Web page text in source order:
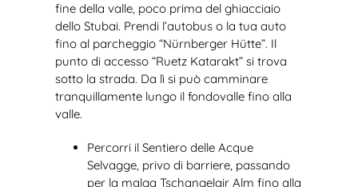
fine della valle, poco prima del ghiacciaio
dello Stubai. Prendi l’autobus o la tua auto
fino al parcheggio “Nürnberger Hütte”. Il
punto di accesso “Ruetz Katarakt” si trova
sotto la strada. Da lì si può camminare
tranquillamente lungo il fondovalle fino alla
valle.
Percorri il Sentiero delle Acque
Selvagge, privo di barriere, passando
per la malga Tschangelair Alm fino alla